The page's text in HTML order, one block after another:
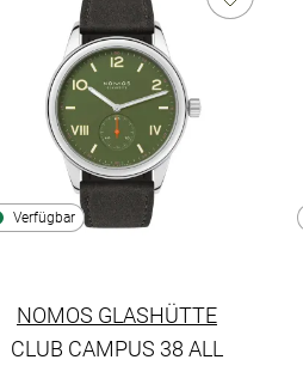
Verfügbar
NOMOS GLASHÜTTE
CLUB CAMPUS 38 ALL